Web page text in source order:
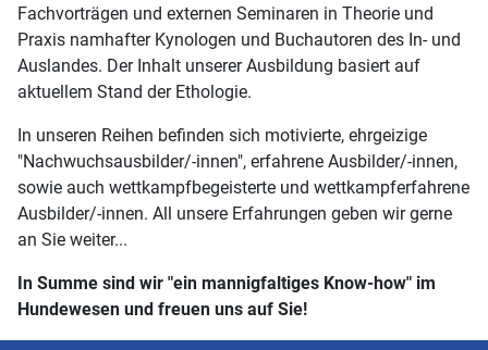
Fachvorträgen und externen Seminaren in Theorie und
Praxis namhafter Kynologen und Buchautoren des In- und
Auslandes. Der Inhalt unserer Ausbildung basiert auf
aktuellem Stand der Ethologie.
In unseren Reihen befinden sich motivierte, ehrgeizige
"Nachwuchsausbilder/-innen", erfahrene Ausbilder/-innen,
sowie auch wettkampfbegeisterte und wettkampferfahrene
Ausbilder/-innen. All unsere Erfahrungen geben wir gerne
an Sie weiter...
In Summe sind wir "ein mannigfaltiges Know-how" im
Hundewesen und freuen uns auf Sie!